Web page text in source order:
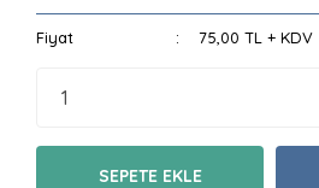
Fiyat 75,00 TL + KDV
SEPETE EKLE